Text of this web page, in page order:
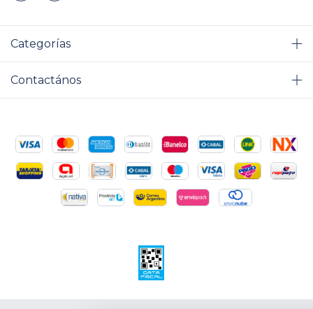
Categorías
Contactános